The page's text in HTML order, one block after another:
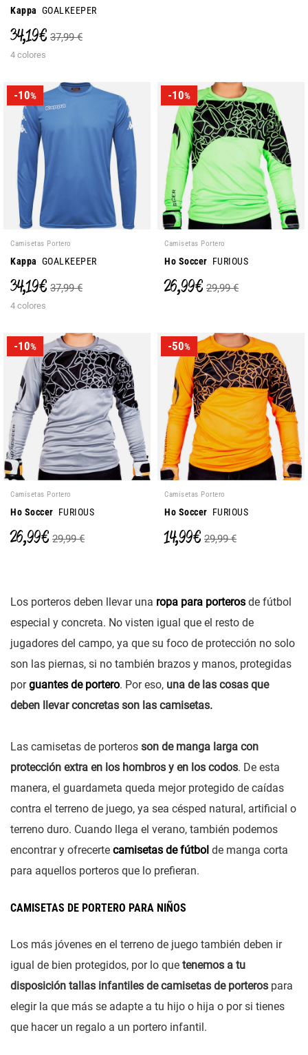
Kappa GOALKEEPER
34,19 € 37,99 €
4 colores
-10%
Camisetas Portero
Kappa GOALKEEPER
34,19 € 37,99 €
4 colores
-10%
Camisetas Portero
Ho Soccer FURIOUS
26,99 € 29,99 €
-10%
Camisetas Portero
Ho Soccer FURIOUS
26,99 € 29,99 €
-50%
Camisetas Portero
Ho Soccer FURIOUS
14,99 € 29,99 €
Los porteros deben llevar una ropa para porteros de fútbol
especial y concreta. No visten igual que el resto de
jugadores del campo, ya que su foco de protección no solo
son las piernas, si no también brazos y manos, protegidas
porguantes de portero. Por eso, una de las cosas que
deben llevar concretas son las camisetas.
Las camisetas de porteros son de manga larga con
protección extra en los hombros y en los codos. De esta
manera, el guardameta queda mejor protegido de caídas
contra el terreno de juego, ya sea césped natural, artificial o
terreno duro. Cuando llega el verano, también podemos
encontrar y ofrecerte camisetas de fútbol de manga corta
para aquellos porteros que lo prefieran.
CAMISETAS DE PORTERO PARA NIÑOS
Los más jóvenes en el terreno de juego también deben ir
igual de bien protegidos, por lo que tenemos a tu
disposición tallas infantiles de camisetas de porteros para
elegir la que más se adapte a tu hijo o hija o por si tienes
que hacer un regalo a un portero infantil.